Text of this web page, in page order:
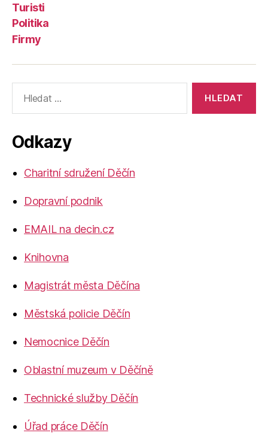
Turisti
Politika
Firmy
vyhledávání:
Odkazy
Charitní sdružení Děčín
Dopravní podnik
EMAIL na decin.cz
Knihovna
Magistrát města Děčína
Městská policie Děčín
Nemocnice Děčín
Oblastní muzeum v Děčíně
Technické služby Děčín
Úřad práce Děčín